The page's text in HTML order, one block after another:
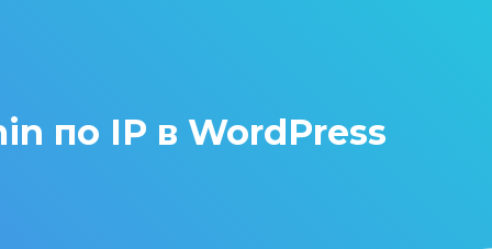
по IP в WordPress